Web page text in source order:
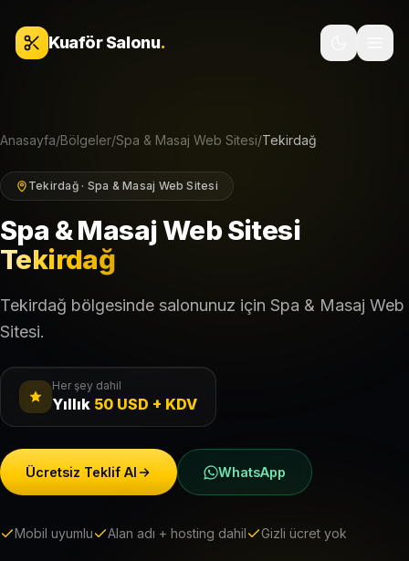
Kuaför Salonu.
Anasayfa/Bölgeler/Spa & Masaj Web Sitesi/Tekirdağ
Tekirdağ · Spa & Masaj Web Sitesi
Spa & Masaj Web Sitesi
Tekirdağ
Tekirdağ bölgesinde salonunuz için Spa & Masaj Web
Sitesi.
Her şey dahil
Yıllık 50 USD + KDV
Ücretsiz Teklif Al WhatsApp
Mobil uyumlu Alan adı + hosting dahil Gizli ücret yok